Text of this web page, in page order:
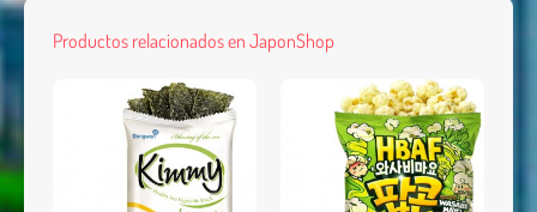
Productos relacionados en JaponShop